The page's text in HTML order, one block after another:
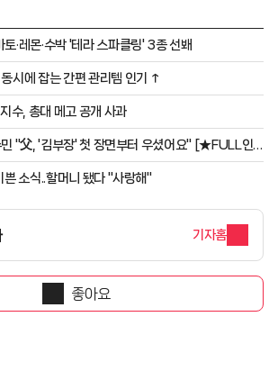
·레몬·수박 '테라 스파클링' 3종 선봬
시에 잡는 간편 관리템 인기 ↑
수, 총대 메고 공개 사과
민 "父, '김부장' 첫 장면부터 우셨어요" [★FULL인
쁜 소식..할머니 됐다 "사랑해"
기자홈
좋아요